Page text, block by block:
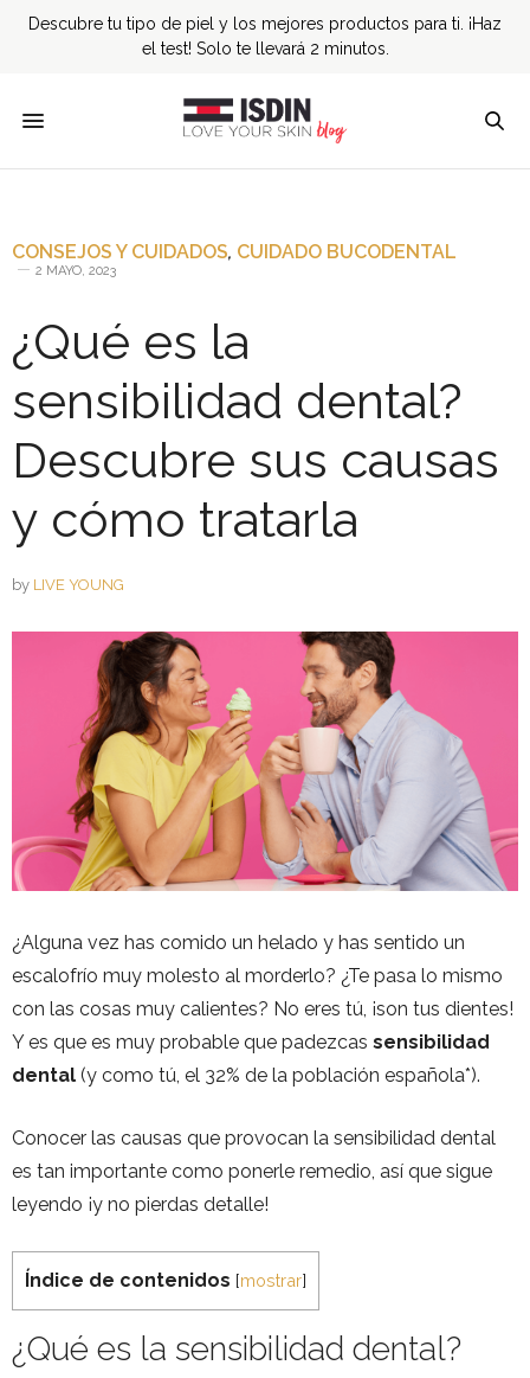
Descubre tu tipo de piel y los mejores productos para ti. ¡Haz
el test! Solo te llevará 2 minutos.
CONSEJOS Y CUIDADOS, CUIDADO BUCODENTAL
2 MAYO, 2023
¿Qué es la
sensibilidad dental?
Descubre sus causas
y cómo tratarla
by LIVE YOUNG
¿Alguna vez has comido un helado y has sentido un
escalofrío muy molesto al morderlo? ¿Te pasa lo mismo
con las cosas muy calientes? No eres tú, ¡son tus dientes!
Y es que es muy probable que padezcas sensibilidad
dental (y como tú, el 32% de la población española*).
Conocer las causas que provocan la sensibilidad dental
es tan importante como ponerle remedio, así que sigue
leyendo ¡y no pierdas detalle!
Índice de contenidos [mostrar]
¿Qué es la sensibilidad dental?